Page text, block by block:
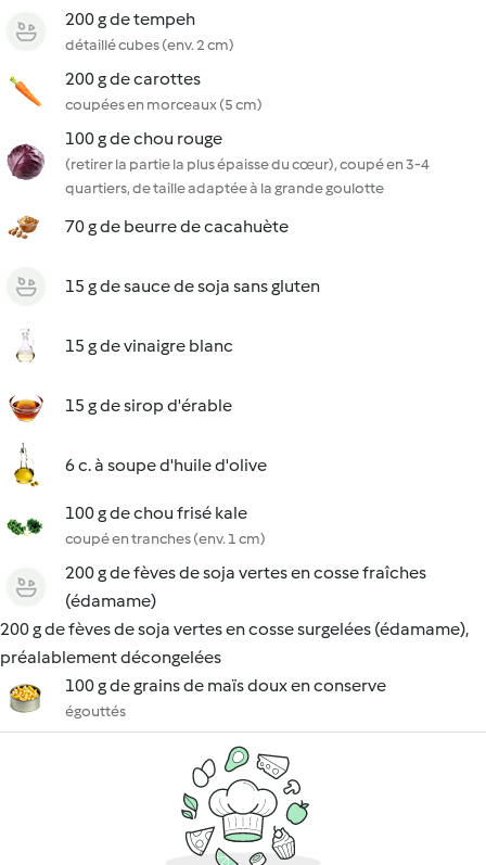
200 g de tempeh
détaillé cubes (env. 2 cm)
200 g de carottes
coupées en morceaux (5 cm)
100 g de chou rouge
(retirer la partie la plus épaisse du cœur), coupé en 3-4
quartiers, de taille adaptée à la grande goulotte
70 g de beurre de cacahuète
15 g de sauce de soja sans gluten
15 g de vinaigre blanc
15 g de sirop d'érable
6 c. à soupe d'huile d'olive
100 g de chou frisé kale
coupé en tranches (env. 1 cm)
200 g de fèves de soja vertes en cosse fraîches
(édamame)
200 g de fèves de soja vertes en cosse surgelées (édamame),
préalablement décongelées
100 g de grains de maïs doux en conserve
égouttés